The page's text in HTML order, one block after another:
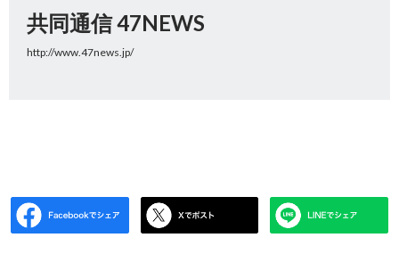
共同通信 47NEWS
http://www.47news.jp/